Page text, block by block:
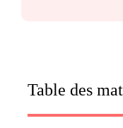
Table des